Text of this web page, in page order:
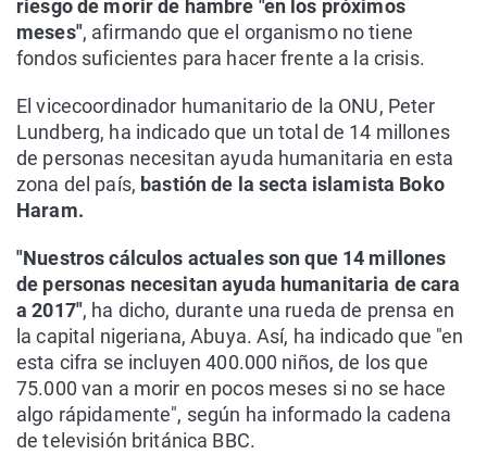
riesgo de morir de hambre "en los próximos
meses", afirmando que el organismo no tiene
fondos suficientes para hacer frente a la crisis.
El vicecoordinador humanitario de la ONU, Peter
Lundberg, ha indicado que un total de 14 millones
de personas necesitan ayuda humanitaria en esta
zona del país, bastión de la secta islamista Boko
Haram.
"Nuestros cálculos actuales son que 14 millones
de personas necesitan ayuda humanitaria de cara
a 2017", ha dicho, durante una rueda de prensa en
la capital nigeriana, Abuya. Así, ha indicado que "en
esta cifra se incluyen 400.000 niños, de los que
75.000 van a morir en pocos meses si no se hace
algo rápidamente", según ha informado la cadena
de televisión británica BBC.